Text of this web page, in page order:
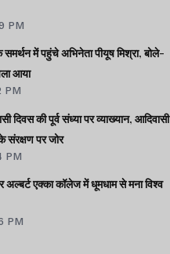
PM
में पहुंचे अभिनेता पीयूष मिश्रा, बोले-
आया
PM
दिवस की पूर्व संध्या पर व्याख्यान, आदिवासी
संरक्षण पर जोर
PM
एक्का कॉलेज में धूमधाम से मना विश्व
PM